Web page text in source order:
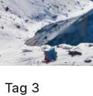
Tag 3